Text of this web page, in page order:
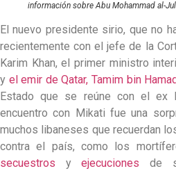
información sobre Abu Mohammad al-
El nuevo presidente sirio, que no
recientemente con el jefe de la
Karim Khan, el primer ministro
y el emir de Qatar, Tamim bin
Estado que se reúne con el ex
encuentro con Mikati fue una
muchos libaneses que recuerdan
contra el país, como los
secuestros yejecuciones de